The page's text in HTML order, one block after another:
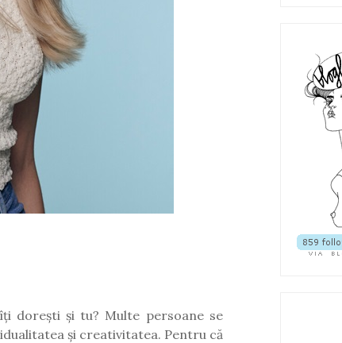
dorești și tu? Multe persoane se
și creativitatea. Pentru că